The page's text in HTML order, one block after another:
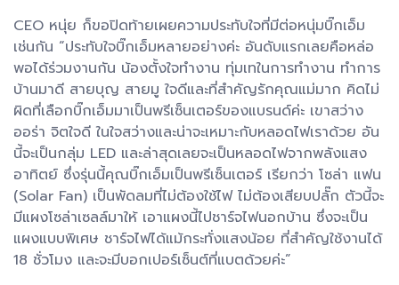
CEO หนุ่ย ก็ขอปิดท้ายเผยความประทับใจที่มีต่อหนุ่มบิ๊กเอ็ม
เช่นกัน “ประทับใจบิ๊กเอ็มหลายอย่างค่ะ อันดับแรกเลยคือหล่อ
พอได้ร่วมงานกัน น้องตั้งใจทำงาน ทุ่มเทในการทำงาน ทำการ
บ้านมาดี สายบุญ สายมู ใจดีและที่สำคัญรักคุณแม่มาก คิดไม่
ผิดที่เลือกบิ๊กเอ็มมาเป็นพรีเซ็นเตอร์ของแบรนด์ค่ะ เขาสว่าง
ออร่า จิตใจดี ในใจสว่างและน่าจะเหมาะกับหลอดไฟเราด้วย อัน
นี้จะเป็นกลุ่ม LED และล่าสุดเลยจะเป็นหลอดไฟจากพลังแสง
อาทิตย์ ซึ่งรุ่นนี้คุณบิ๊กเอ็มเป็นพรีเซ็นเตอร์ เรียกว่า โซล่า แฟน
(Solar Fan) เป็นพัดลมที่ไม่ต้องใช้ไฟ ไม่ต้องเสียบปลั๊ก ตัวนี้จะ
มีแผงโซล่าเซลล์มาให้ เอาแผงนี้ไปชาร์จไฟนอกบ้าน ซึ่งจะเป็น
แผงแบบพิเศษ ชาร์จไฟได้แม้กระทั่งแสงน้อย ที่สำคัญใช้งานได้
18 ชั่วโมง และจะมีบอกเปอร์เซ็นต์ที่แบตด้วยค่ะ”